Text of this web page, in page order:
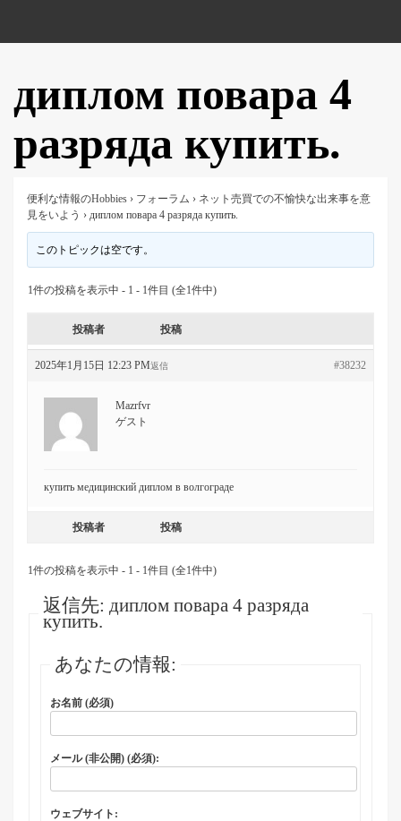
диплом повара 4
разряда купить.
便利な情報のHobbies › フォーラム › ネット売買での不愉快な出来事を意
見をいよう › диплом повара 4 разряда купить.
このトピックは空です。
1件の投稿を表示中 - 1 - 1件目 (全1件中)
投稿者 投稿
2025年1月15日 12:23 PM #38232
返信
Mazrfvr
ゲスト
купить медицинский диплом в волгограде
投稿者 投稿
1件の投稿を表示中 - 1 - 1件目 (全1件中)
返信先: диплом повара 4 разряда
купить.
あなたの情報:
お名前 (必須)
メール (非公開) (必須):
ウェブサイト: